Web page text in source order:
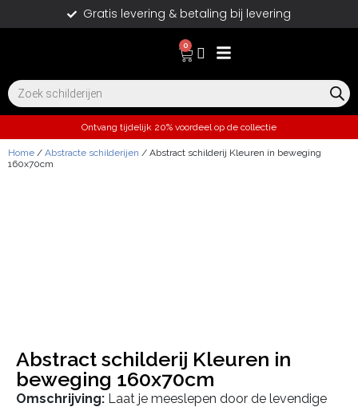
Gratis levering & betaling bij levering
0
Ontvang tijdelijk 20% voordeel op de collectie
Home / Abstracte schilderijen / Abstract schilderij Kleuren in beweging
160x70cm
Abstract schilderij Kleuren in
beweging 160x70cm
Omschrijving: Laat je meeslepen door de levendige